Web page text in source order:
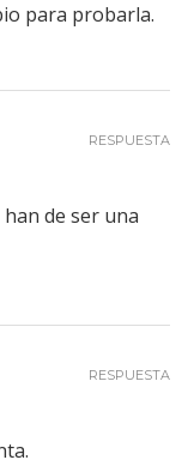
para probarla.
de ser una
RESPUESTA
RESPUESTA